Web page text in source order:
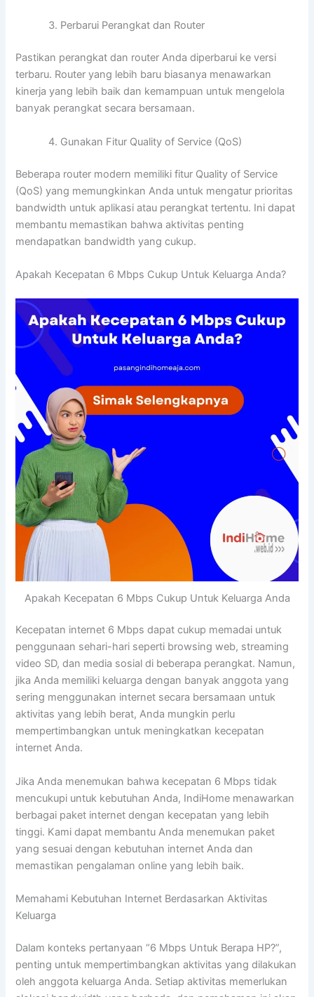
Perbarui Perangkat dan Router
Pastikan perangkat dan router Anda diperbarui ke versi
terbaru. Router yang lebih baru biasanya menawarkan
kinerja yang lebih baik dan kemampuan untuk mengelola
banyak perangkat secara bersamaan.
Gunakan Fitur Quality of Service (QoS)
Beberapa router modern memiliki fitur Quality of Service
(QoS) yang memungkinkan Anda untuk mengatur prioritas
bandwidth untuk aplikasi atau perangkat tertentu. Ini dapat
membantu memastikan bahwa aktivitas penting
mendapatkan bandwidth yang cukup.
Apakah Kecepatan 6 Mbps Cukup Untuk Keluarga Anda?
Apakah Kecepatan 6 Mbps Cukup Untuk Keluarga Anda
Kecepatan internet 6 Mbps dapat cukup memadai untuk
penggunaan sehari-hari seperti browsing web, streaming
video SD, dan media sosial di beberapa perangkat. Namun,
jika Anda memiliki keluarga dengan banyak anggota yang
sering menggunakan internet secara bersamaan untuk
aktivitas yang lebih berat, Anda mungkin perlu
mempertimbangkan untuk meningkatkan kecepatan
internet Anda.
Jika Anda menemukan bahwa kecepatan 6 Mbps tidak
mencukupi untuk kebutuhan Anda, IndiHome menawarkan
berbagai paket internet dengan kecepatan yang lebih
tinggi. Kami dapat membantu Anda menemukan paket
yang sesuai dengan kebutuhan internet Anda dan
memastikan pengalaman online yang lebih baik.
Memahami Kebutuhan Internet Berdasarkan Aktivitas
Keluarga
Dalam konteks pertanyaan “6 Mbps Untuk Berapa HP?”,
penting untuk mempertimbangkan aktivitas yang dilakukan
oleh anggota keluarga Anda. Setiap aktivitas memerlukan